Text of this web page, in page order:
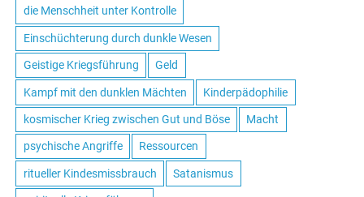
die Menschheit unter Kontrolle
Einschüchterung durch dunkle Wesen
Geistige Kriegsführung Geld
Kampf mit den dunklen Mächten Kinderpädophilie
kosmischer Krieg zwischen Gut und Böse Macht
psychische Angriffe Ressourcen
ritueller Kindesmissbrauch Satanismus